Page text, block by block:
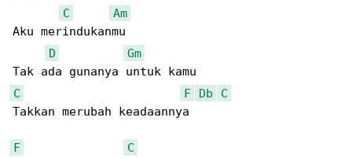
C
Am
Aku merindukanmu
D
Gm
C
F Db
C
Takkan merubah keadaannya
F
C